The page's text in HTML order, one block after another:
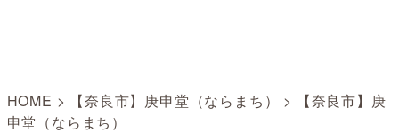
HOME > 【奈良市】庚申堂（ならまち） >
【奈良市】庚
申堂（ならまち）